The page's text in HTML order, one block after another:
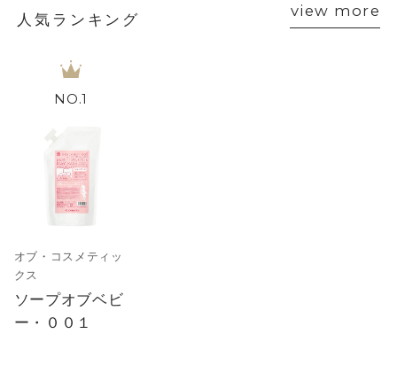
人気ランキング view more
1
オブ・コスメティッ
クス
ソープオブベビ
ー・００１